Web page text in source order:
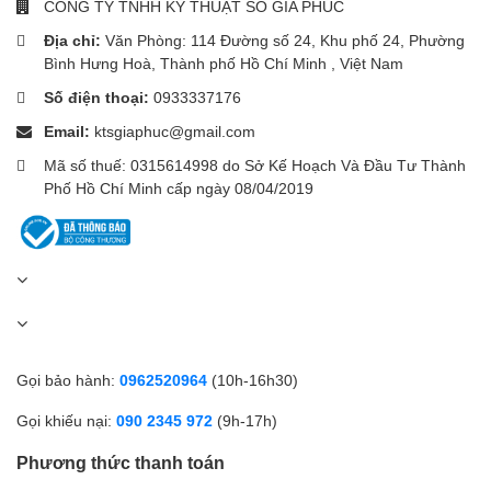
Dung tích hộp bụi khoảng 0.6L, giúp máy chứa được nhiều bụi
hơn trước khi cần đổ bỏ.
Thiết kế tháo rời nhanhgiúp việc đổ bụi và vệ sinh hộp chứa trở
nên đơn giản và sạch sẽ.
Nhiều đầu hút đa năng
Xiaomi G20 đi kèm nhiều phụ kiện giúp vệ sinh toàn diện:
cửa, nội thất xe hơi.
CÔNG TY TNHH KỸ THUẬT SỐ GIA PHÚC
Địa chỉ: Văn Phòng: 114 Đường số 24, Khu phố 24, Phường
Bình Hưng Hoà, Thành phố Hồ Chí Minh , Việt Nam
Số điện thoại: 0933337176
Email: ktsgiaphuc@gmail.com
Mã số thuế: 0315614998 do Sở Kế Hoạch Và Đầu Tư Thành
Phố Hồ Chí Minh cấp ngày 08/04/2019
Gọi bảo hành: 0962520964 (10h-16h30)
Gọi khiếu nại: 090 2345 972 (9h-17h)
Phương thức thanh toán